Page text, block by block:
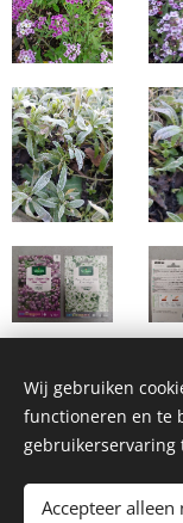
Wij gebruiken
functioneren en te
gebruikerservaring
Accepteer